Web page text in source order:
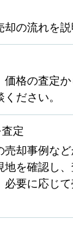
の流れを説
格の査定か
ださい。
定
売却事例な
地を確認し
必要に応じ